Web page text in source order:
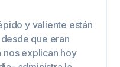
y valiente están
que eran
nos explican hoy